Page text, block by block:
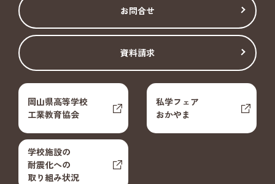
お問合せ
資料請求
岡山県高等学校
工業教育協会
私学フェア
おかやま
学校施設の
耐震化への
取り組み状況